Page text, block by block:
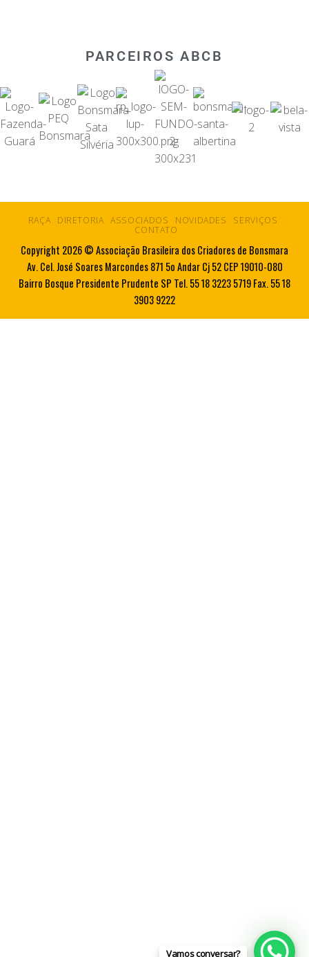
PARCEIROS ABCB
RAÇA DIRETORIA ASSOCIADOS NOVIDADES
SERVIÇOS
CONTATO
Copyright 2026 © Associação Brasileira dos Criadores de Bonsmara
Av. Cel. José Soares Marcondes 871 5o Andar Cj 52 CEP 19010-080
Bairro Bosque Presidente Prudente SP Tel. 55 18 3223 5719 Fax. 55 18
3903 9222
Vamos conversar?